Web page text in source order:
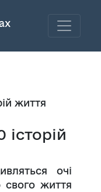
життя
історій
очі
свого життя